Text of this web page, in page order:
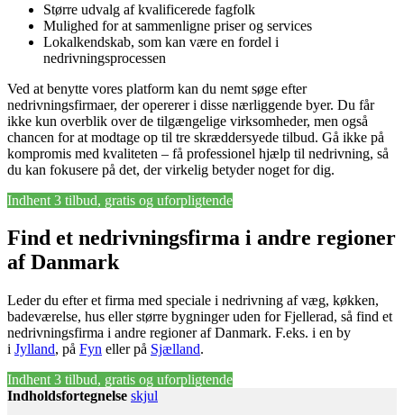
Større udvalg af kvalificerede fagfolk
Mulighed for at sammenligne priser og services
Lokalkendskab, som kan være en fordel i
nedrivningsprocessen
Ved at benytte vores platform kan du nemt søge efter
nedrivningsfirmaer, der opererer i disse nærliggende byer. Du får
ikke kun overblik over de tilgængelige virksomheder, men også
chancen for at modtage op til tre skræddersyede tilbud. Gå ikke på
kompromis med kvaliteten – få professionel hjælp til nedrivning, så
du kan fokusere på det, der virkelig betyder noget for dig.
Indhent 3 tilbud, gratis og uforpligtende
Find et nedrivningsfirma i andre regioner
af Danmark
Leder du efter et firma med speciale i nedrivning af væg, køkken,
badeværelse, hus eller større bygninger uden for Fjellerad, så find et
nedrivningsfirma i andre regioner af Danmark. F.eks. i en by
i Jylland, på Fyn eller på Sjælland.
Indhent 3 tilbud, gratis og uforpligtende
Indholdsfortegnelse skjul